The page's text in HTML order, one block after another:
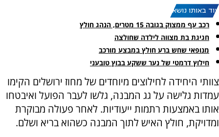
עוד באותו נושא:
רכב עף ממצוק בגובה 15 מטרים, הנהג חולץ
חגיגת בת מצווה לילדה שחולצה
מנופאי שחש ברע חולץ במבצע מורכב
חילוץ דרמטי של נער ששקע בבוץ טובעני
צוותי היחידה לחילוצים מיוחדים של מחוז ירושלים הקימו
עמדות גלישה על גג המבנה, גלשו לעבר הפועל ואיבטחו
אותו באמצעות רתמות ייעודיות. לאחר פעולה מבוקרת
ומדויקת, חולץ האיש לתוך המבנה כשהוא בריא ושלם.